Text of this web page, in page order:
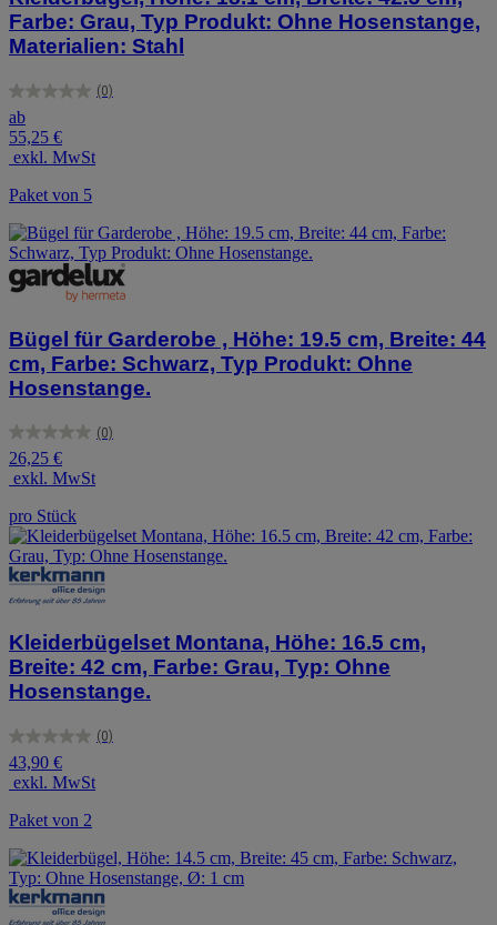
Farbe: Grau, Typ Produkt: Ohne Hosenstange,
Materialien: Stahl
(0)
0.0
von
5
Sternen.
ab
55,25 €
exkl. MwSt
Paket von 5
Bügel für Garderobe , Höhe: 19.5 cm, Breite: 44
cm, Farbe: Schwarz, Typ Produkt: Ohne
Hosenstange.
(0)
0.0
von
5
26,25 €
exkl. MwSt
pro Stück
Kleiderbügelset Montana, Höhe: 16.5 cm,
Breite: 42 cm, Farbe: Grau, Typ: Ohne
Hosenstange.
(0)
0.0
von
5
43,90 €
exkl. MwSt
Paket von 2